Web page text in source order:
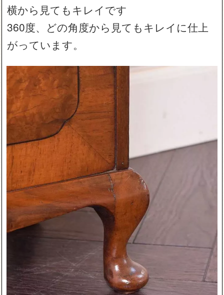
横から見てもキレイです
360度、どの角度から見てもキレイに仕上
がっています。